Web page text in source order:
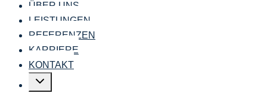
ÜBER UNS
LEISTUNGEN
REFERENZEN
KARRIERE
KONTAKT
Untermenü